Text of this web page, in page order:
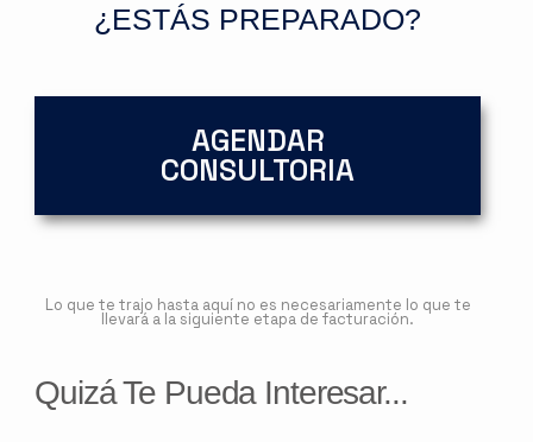
¿ESTÁS PREPARADO?
AGENDAR
CONSULTORIA
Lo que te trajo hasta aquí no es necesariamente lo que te
llevará a la siguiente etapa de facturación.
Quizá Te Pueda Interesar...